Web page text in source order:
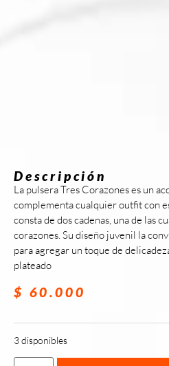
Descripción
La pulsera Tres Corazones es un
complementa cualquier outfit con
consta de dos cadenas, una de las
corazones. Su diseño juvenil la
para agregar un toque de
plateado
$ 60.000
3 disponibles